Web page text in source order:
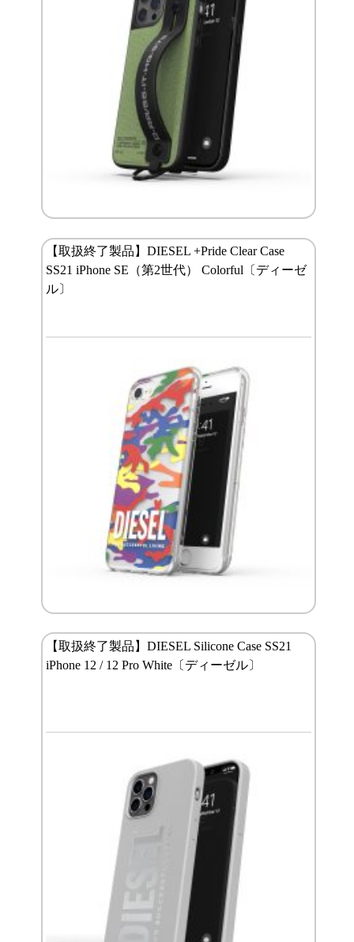
【取扱終了製品】DIESEL +Pride Clear Case
SS21 iPhone SE（第2世代） Colorful〔ディーゼ
ル〕
【取扱終了製品】DIESEL Silicone Case SS21
iPhone 12 / 12 Pro White〔ディーゼル〕